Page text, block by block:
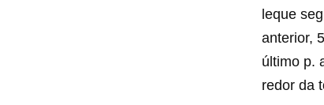
leque
anterior,
último p.
redor da